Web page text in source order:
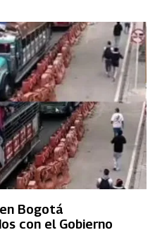
Bogotá
con el Gobierno